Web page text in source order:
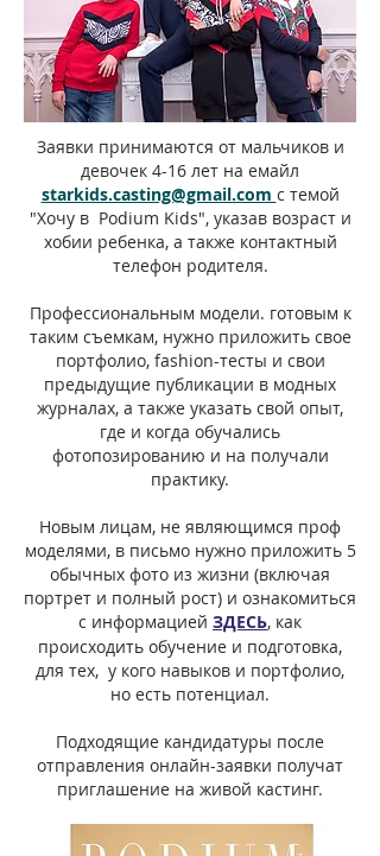
Заявки принимаются от мальчиков и
девочек 4-16 лет на емайл
starkids.casting@gmail.com с темой
"Хочу в Podium Kids", указав возраст и
хобии ребенка, а также контактный
телефон родителя.
Профессиональным модели. готовым к
таким съемкам, нужно приложить свое
портфолио, fashion-тесты и свои
предыдущие публикации в модных
журналах, а также указать свой опыт,
где и когда обучались
фотопозированию и на получали
практику.
Новым лицам, не являющимся проф
моделями, в письмо нужно приложить 5
обычных фото из жизни (включая
портрет и полный рост) и ознакомиться
с информацией ЗДЕСЬ, как
происходить обучение и подготовка,
для тех, у кого навыков и портфолио,
но есть потенциал.
Подходящие кандидатуры после
отправления онлайн-заявки получат
приглашение на живой кастинг.